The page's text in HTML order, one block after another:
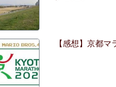
【感想】京都